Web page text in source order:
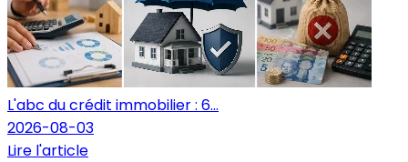
L'abc du crédit immobilier : 6...
2026-08-03
Lire l'article